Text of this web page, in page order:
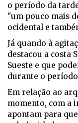
o período da
"um pouco mais
ocidental e
Já quando à
destacou a costa
Sueste e que
durante o período
Em relação ao
momento, com a
apontam para